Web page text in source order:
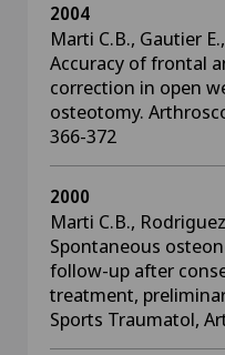
2004
Marti C.B., Gautier
Accuracy of frontal
correction in open
osteotomy.
366-372
2000
Marti C.B.,
Spontaneous
follow-up after
treatment,
Sports Traumatol,